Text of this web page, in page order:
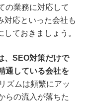
の業務に対応して
対応といった会社も
ておきましょう。
、SEO対策だけで
通している会社を
ズムは頻繁にアッ
らの流入が落ちた